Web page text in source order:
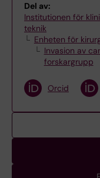
Del av:
Institutionen för
teknik
Enheten för
Invasion av
forskargrupp
Orcid